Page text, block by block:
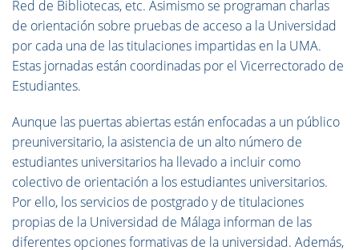
Red de Bibliotecas, etc. Asimismo se programan charlas
de orientación sobre pruebas de acceso a la Universidad
por cada una de las titulaciones impartidas en la UMA.
Estas jornadas están coordinadas por el Vicerrectorado de
Estudiantes.
Aunque las puertas abiertas están enfocadas a un público
preuniversitario, la asistencia de un alto número de
estudiantes universitarios ha llevado a incluir como
colectivo de orientación a los estudiantes universitarios.
Por ello, los servicios de postgrado y de titulaciones
propias de la Universidad de Málaga informan de las
diferentes opciones formativas de la universidad. Además,